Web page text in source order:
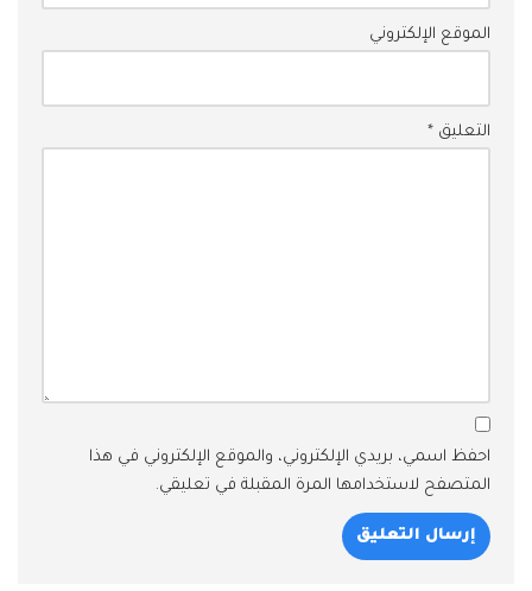
الموقع الإلكتروني
التعليق *
احفظ اسمي، بريدي الإلكتروني، والموقع الإلكتروني في هذا
المتصفح لاستخدامها المرة المقبلة في تعليقي.